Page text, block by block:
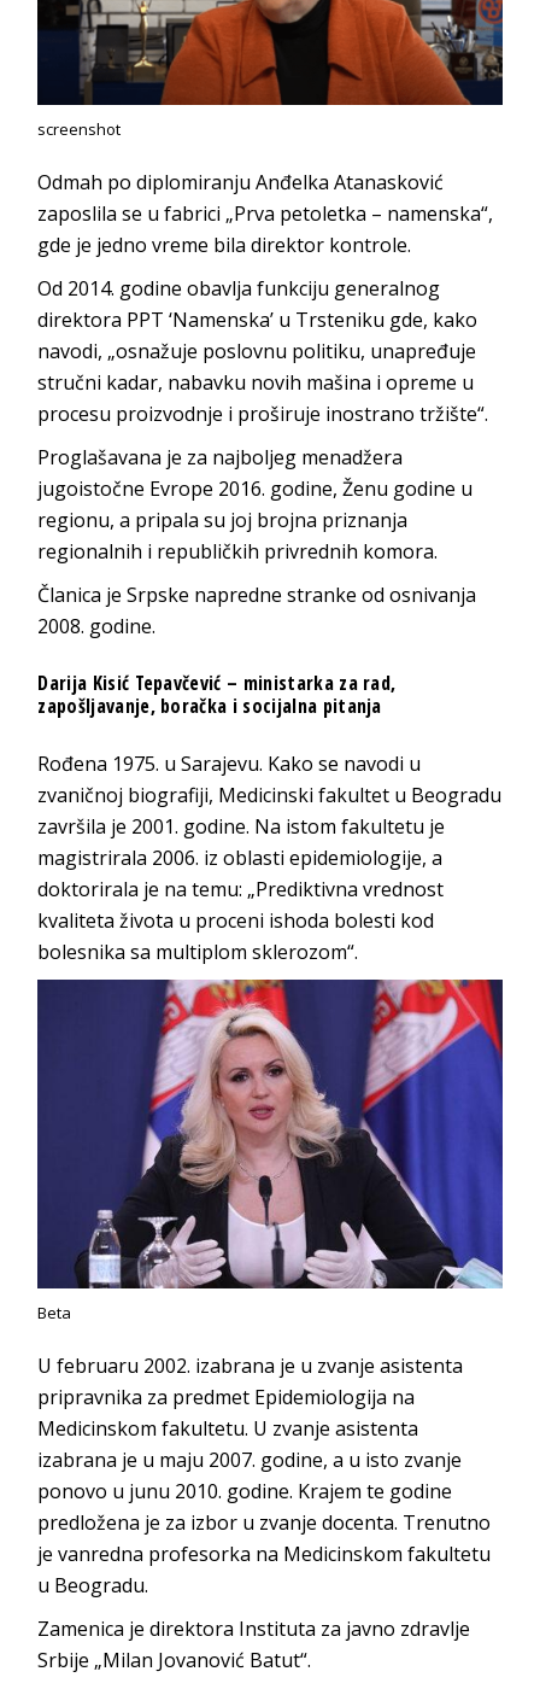
screenshot
Odmah po diplomiranju Anđelka Atanasković
zaposlila se u fabrici „Prva petoletka – namenska“,
gde je jedno vreme bila direktor kontrole.
Od 2014. godine obavlja funkciju generalnog
direktora PPT ‘Namenska’ u Trsteniku gde, kako
navodi, „osnažuje poslovnu politiku, unapređuje
stručni kadar, nabavku novih mašina i opreme u
procesu proizvodnje i proširuje inostrano tržište“.
Proglašavana je za najboljeg menadžera
jugoistočne Evrope 2016. godine, Ženu godine u
regionu, a pripala su joj brojna priznanja
regionalnih i republičkih privrednih komora.
Članica je Srpske napredne stranke od osnivanja
2008. godine.
Darija Kisić Tepavčević – ministarka za rad,
zapošljavanje, boračka i socijalna pitanja
Rođena 1975. u Sarajevu. Kako se navodi u
zvaničnoj biografiji, Medicinski fakultet u Beogradu
završila je 2001. godine. Na istom fakultetu je
magistrirala 2006. iz oblasti epidemiologije, a
doktorirala je na temu: „Prediktivna vrednost
kvaliteta života u proceni ishoda bolesti kod
bolesnika sa multiplom sklerozom“.
Beta
U februaru 2002. izabrana je u zvanje asistenta
pripravnika za predmet Epidemiologija na
Medicinskom fakultetu. U zvanje asistenta
izabrana je u maju 2007. godine, a u isto zvanje
ponovo u junu 2010. godine. Krajem te godine
predložena je za izbor u zvanje docenta. Trenutno
je vanredna profesorka na Medicinskom fakultetu
u Beogradu.
Zamenica je direktora Instituta za javno zdravlje
Srbije „Milan Jovanović Batut“.